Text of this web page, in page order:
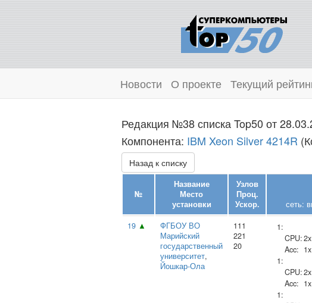
Новости О проекте Текущий
Редакция №38 списка Top50 от
Компонента: IBM Xeon Silver 4214R
Назад к списку
№
Название
Место
установки
Узлов
Проц.
Ускор.
сеть:
19 ▲
ФГБОУ ВО
Марийский
государственный
университет,
Йошкар-Ола
111
221
20
1:
CPU:2x
Acc: 1x
1:
CPU:2x
Acc: 1x
1: